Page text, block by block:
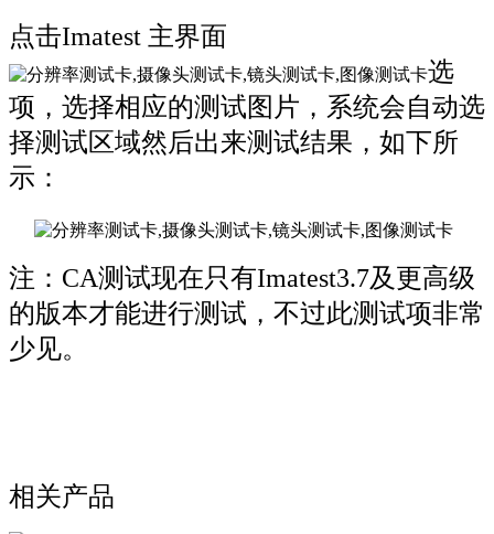
点击Imatest 主界面
选
项，选择相应的测试图片，系统会自动选
择测试区域然后出来测试结果，如下所
示：
注：CA测试现在只有Imatest3.7及更高级
的版本才能进行测试，不过此测试项非常
少见。
相关产品